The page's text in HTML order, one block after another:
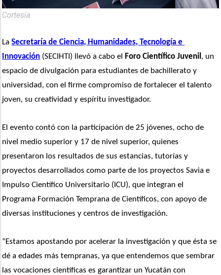
Cortesía
La Secretaría de Ciencia, Humanidades, Tecnología e
Innovación (SECIHTI) llevó a cabo el Foro Científico Juvenil , un
espacio de divulgación para estudiantes de bachillerato y
universidad, con el firme compromiso de fortalecer el talento
joven, su creatividad y espíritu investigador.
El evento contó con la participación de 25 jóvenes, ocho de
nivel medio superior y 17 de nivel superior, quienes
presentaron los resultados de sus estancias, tutorías y
proyectos desarrollados como parte de los proyectos Savia e
Impulso Científico Universitario (ICU), que integran el
Programa Formación Temprana de Científicos, con apoyo de
diversas instituciones y centros de investigación.
“Estamos apostando por acelerar la investigación y que ésta se
dé a edades más tempranas, ya que entendemos que sembrar
las vocaciones científicas es garantizar un Yucatán con